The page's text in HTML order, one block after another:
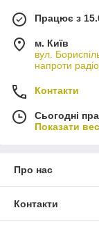
Працює з
м. Київ
вул.
напроти
Контакти
Сьогодні
Показати
Про нас
Контакти